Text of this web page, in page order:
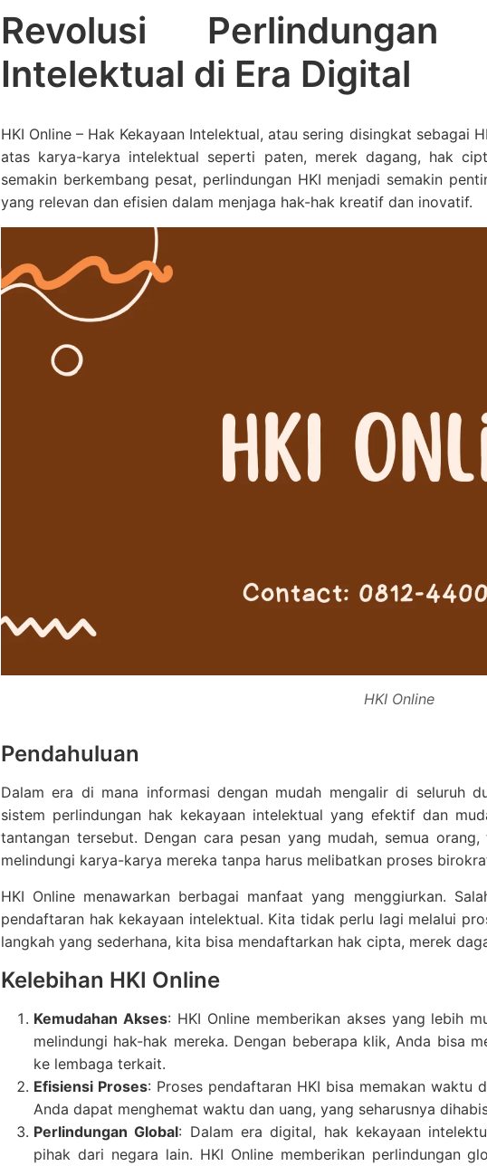
Revolusi
Intelektual di Era Digital
HKI Online – Hak Kekayaan Intelektual, atau sering disingkat sebagai
atas karya-karya intelektual seperti paten, merek dagang, hak
semakin berkembang pesat, perlindungan HKI menjadi semakin
yang relevan dan efisien dalam menjaga hak-hak kreatif dan inovatif.
HKI Online
Pendahuluan
Dalam era di mana informasi dengan mudah mengalir di seluruh
sistem perlindungan hak kekayaan intelektual yang efektif dan
tantangan tersebut. Dengan cara pesan yang mudah, semua
melindungi karya-karya mereka tanpa harus melibatkan proses
HKI Online menawarkan berbagai manfaat yang menggiurkan.
pendaftaran hak kekayaan intelektual. Kita tidak perlu lagi melalui
langkah yang sederhana, kita bisa mendaftarkan hak cipta, merek
Kelebihan HKI Online
Kemudahan Akses: HKI Online memberikan akses yang lebih
melindungi hak-hak mereka. Dengan beberapa klik, Anda bisa
ke lembaga terkait.
Efisiensi Proses: Proses pendaftaran HKI bisa memakan waktu
Anda dapat menghemat waktu dan uang, yang seharusnya
Perlindungan Global: Dalam era digital, hak kekayaan
pihak dari negara lain. HKI Online memberikan perlindungan